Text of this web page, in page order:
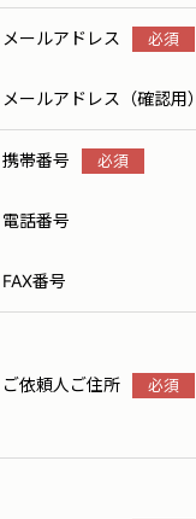
メールアドレス
メールアドレス（確認用）
携帯番号
電話番号
FAX番号
ご依頼人ご住所